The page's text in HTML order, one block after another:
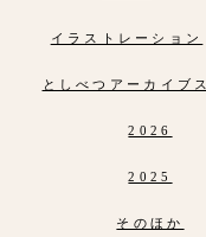
イラストレーション
としべつアーカイブス
2026
2025
そのほか